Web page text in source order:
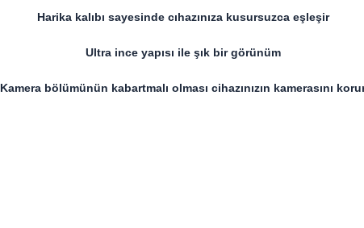
Harika kalıbı sayesinde cıhazınıza kusursuzca eşleşir
Ultra ince yapısı ile şık bir görünüm
Kamera bölümünün kabartmalı olması cihazınızın kamerasını